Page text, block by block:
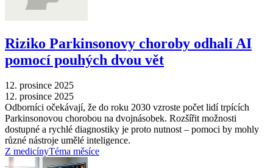
Riziko Parkinsonovy choroby odhalí AI
pomocí pouhých dvou vět
12. prosince 2025
12. prosince 2025
Odborníci očekávají, že do roku 2030 vzroste počet lidí trpících
Parkinsonovou chorobou na dvojnásobek. Rozšířit možnosti
dostupné a rychlé diagnostiky je proto nutnost –⁠ pomoci by mohly
různé nástroje umělé inteligence.
Z medicínyTéma měsíce